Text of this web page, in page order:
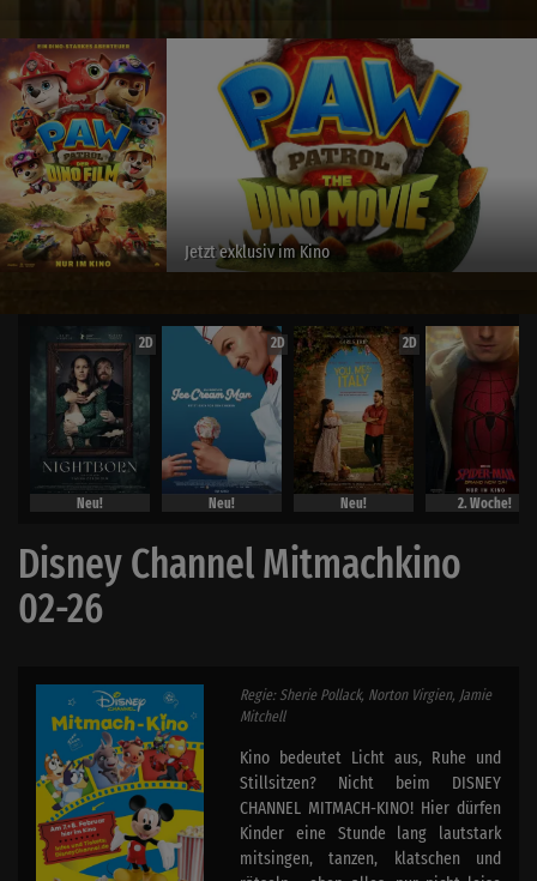
Jetzt exklusiv im Kino
2D
Neu!
2D
Neu!
2D
Neu! 2. Woche!
Disney Channel Mitmachkino
02-26
Regie: Sherie Pollack, Norton Virgien, Jamie
Mitchell
Kino bedeutet Licht aus, Ruhe und
Stillsitzen? Nicht beim DISNEY
CHANNEL MITMACH-KINO! Hier dürfen
Kinder eine Stunde lang lautstark
mitsingen, tanzen, klatschen und